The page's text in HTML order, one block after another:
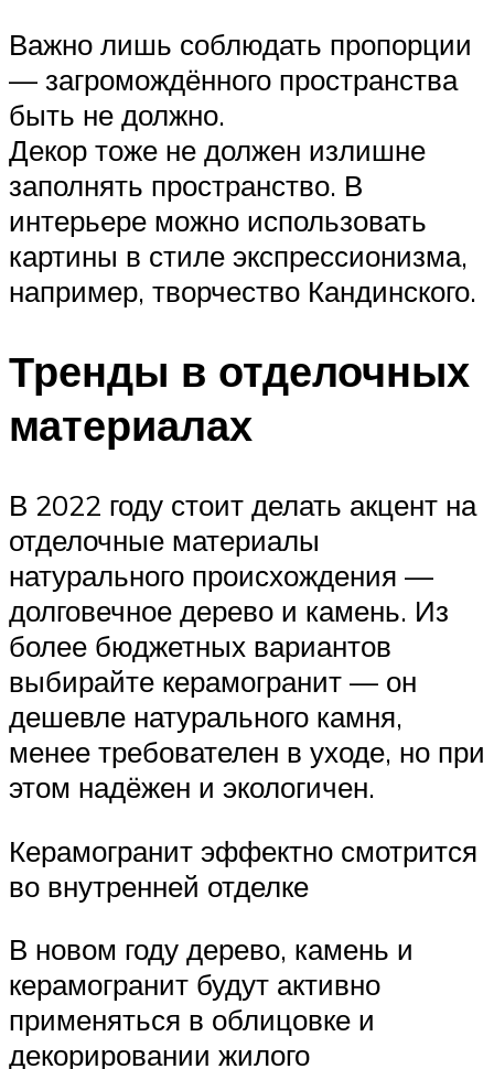
Важно лишь соблюдать пропорции
— загромождённого пространства
быть не должно.
Декор тоже не должен излишне
заполнять пространство. В
интерьере можно использовать
картины в стиле экспрессионизма,
например, творчество Кандинского.
Тренды в отделочных
материалах
В 2022 году стоит делать акцент на
отделочные материалы
натурального происхождения —
долговечное дерево и камень. Из
более бюджетных вариантов
выбирайте керамогранит — он
дешевле натурального камня,
менее требователен в уходе, но при
этом надёжен и экологичен.
Керамогранит эффектно смотрится
во внутренней отделке
В новом году дерево, камень и
керамогранит будут активно
применяться в облицовке и
декорировании жилого